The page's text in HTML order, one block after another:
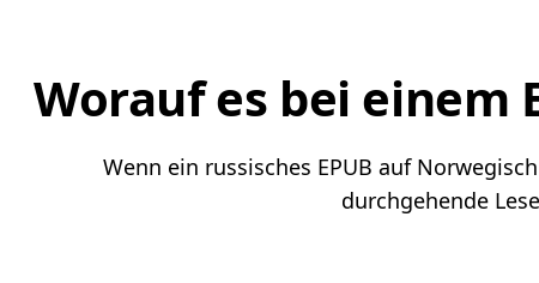
Worauf es bei einem
Wenn ein russisches EPUB auf
durchgehende